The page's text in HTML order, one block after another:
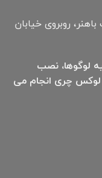
روبروی خیابان
لوگوها، نصب
چری انجام می